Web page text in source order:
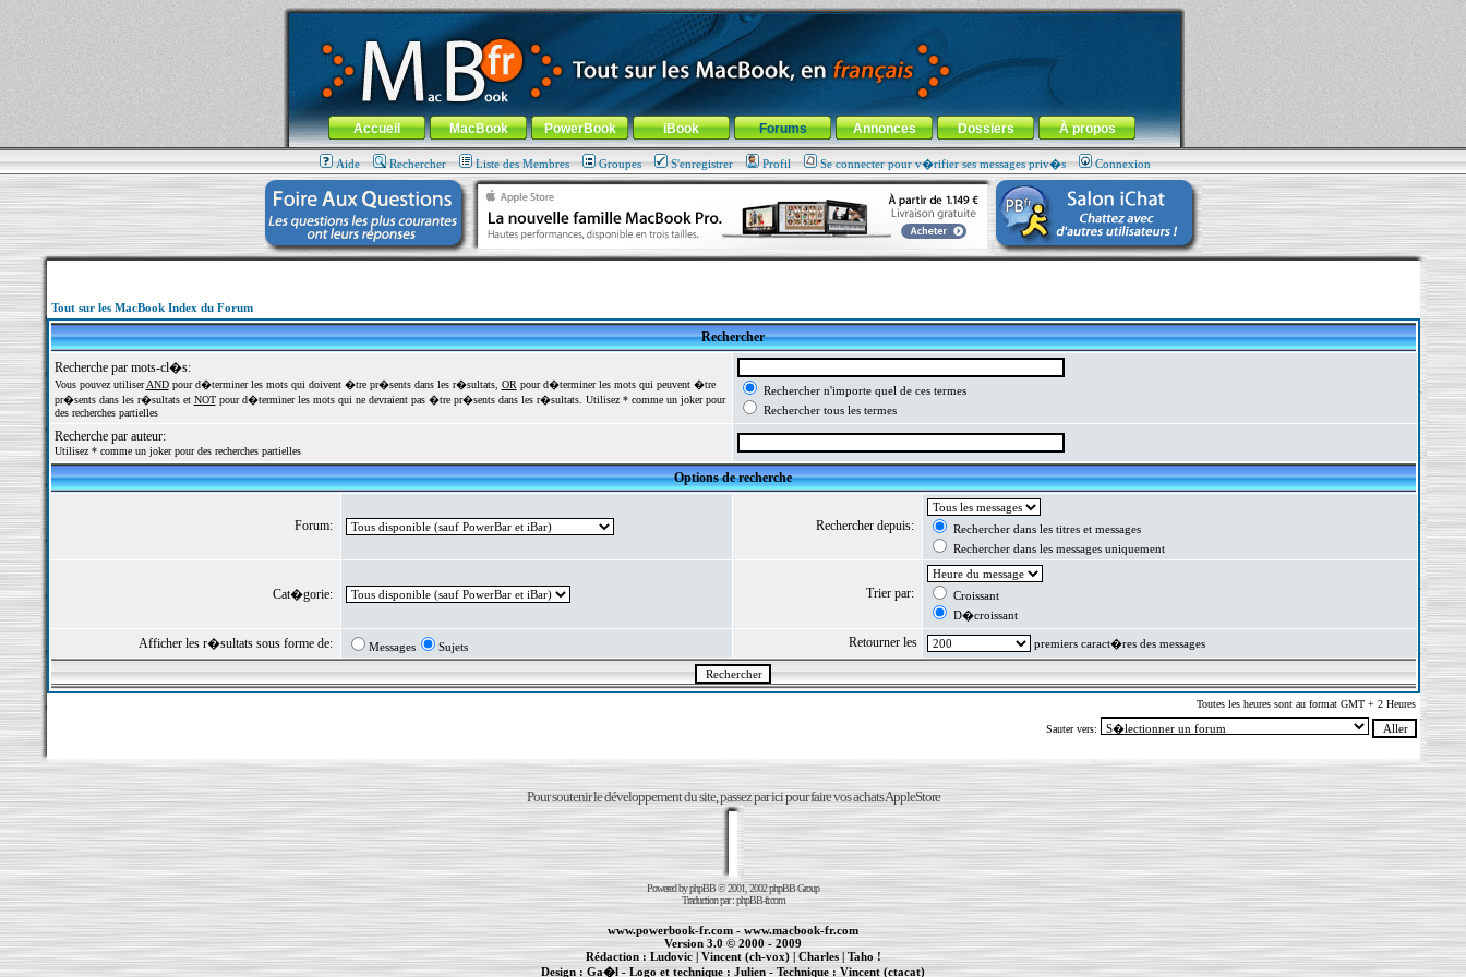
MacBook-fr.com : 100% Apple... 100% nomade !
Aller au contenu-Aller au menu général-Aller au menu de la rubrique
Menu général
Accueil MacBook PowerBook iBook Forums Annonces Dossiers À propos
Aide Rechercher Liste des Membres Groupes S'enregistrer Profil Se connecter pour v�rifier ses messages priv�s Connexion
Tout sur les MacBook Index du Forum
Rechercher
Recherche par mots-cl�s:
Vous pouvez utiliserANDpour d�terminer les mots qui doivent �tre pr�sents dans les r�sultats, OR pour d�terminer les mots qui peuvent �tre
pr�sents dans les r�sultats et NOTpour d�terminer les mots qui ne devraient pas �tre pr�sents dans les r�sultats. Utilisez * comme un joker pour
des recherches partielles
Rechercher n'importe quel de ces termes
Rechercher tous les termes
Recherche par auteur:
Utilisez * comme un joker pour des recherches partielles
Options de recherche
Forum: Rechercher depuis:
Rechercher dans les titres et messages
Rechercher dans les messages uniquement
Cat�gorie: Trier par:
Croissant
D�croissant
Afficher les r�sultats sous forme de: Messages Sujets Retourner les premiers caract�res des messages
Toutes les heures sont au format GMT + 2 Heures
Sauter vers:
Pour soutenir le développement du site, passez par ici pour faire vos achats AppleStore
Powered byphpBB© 2001, 2002 phpBB Group
Traduction par :phpBB-fr.com
www.powerbook-fr.com-www.macbook-fr.com
Version 3.0 © 2000 - 2009
Rédaction :Ludovic| Vincent (ch-vox)|Charles| Taho !
Design : Ga�l - Logo et technique : Julien - Technique :Vincent (ctacat)